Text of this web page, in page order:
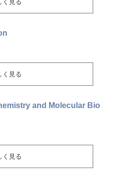
く見る
く見る
and Molecular Bio
く見る